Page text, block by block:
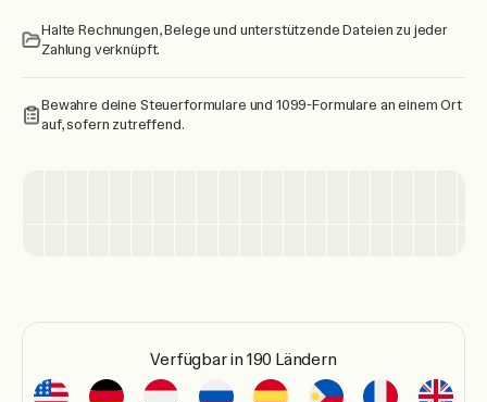
Halte Rechnungen, Belege und unterstützende Dateien zu jeder
Zahlung verknüpft.
Bewahre deine Steuerformulare und 1099-Formulare an einem Ort
auf, sofern zutreffend.
Verfügbar in 190 Ländern